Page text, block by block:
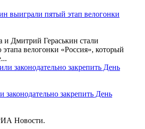
выиграли пятый этап велогонки
и Дмитрий Гераськин стали
этапа велогонки «Россия», который
закрепить День
Новости.